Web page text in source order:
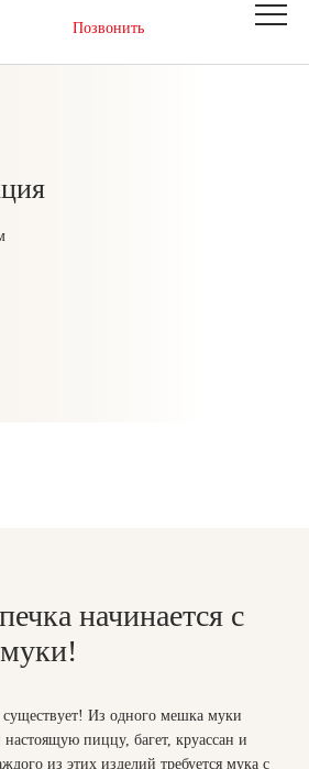
Позвонить
начинается с
Из одного мешка муки
пиццу, багет, круассан и
из этих изделий требуется мука с